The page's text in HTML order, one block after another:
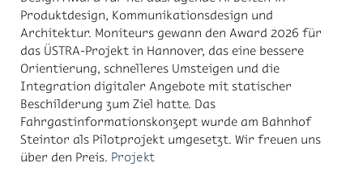
Produktdesign, Kommunikationsdesign und
Architektur. Moniteurs gewann den Award 2026 für
das ÜSTRA-Projekt in Hannover, das eine bessere
Orientierung, schnelleres Umsteigen und die
Integration digitaler Angebote mit statischer
Beschilderung zum Ziel hatte. Das
Fahrgastinformationskonzept wurde am Bahnhof
Steintor als Pilotprojekt umgesetzt. Wir freuen uns
über den Preis. Projekt